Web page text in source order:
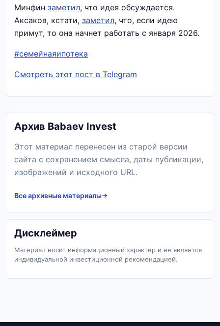
Минфин заметил, что идея обсуждается.
Аксаков, кстати, заметил, что, если идею
примут, то она начнет работать с января 2026.
#семейнаяипотека
Смотреть этот пост в Telegram
Архив Babaev Invest
Этот материал перенесен из старой версии
сайта с сохранением смысла, даты публикации,
изображений и исходного URL.
Все архивные материалы
Дисклеймер
Материал носит информационный характер и не является
индивидуальной инвестиционной рекомендацией.